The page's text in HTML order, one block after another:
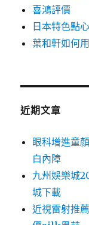
喜鴻評價
日本特色點心
葉和軒如何
近期文章
眼科增進童
白內障
九州娛樂城
城下載
近視雷射推